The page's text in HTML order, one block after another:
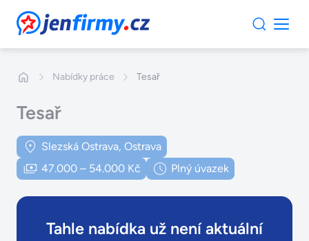
JenFirmy.cz
Nabídky práce Tesař
Tesař
Slezská Ostrava, Ostrava
47.000 – 54.000 Kč
Plný úvazek
Tahle nabídka už není aktuální